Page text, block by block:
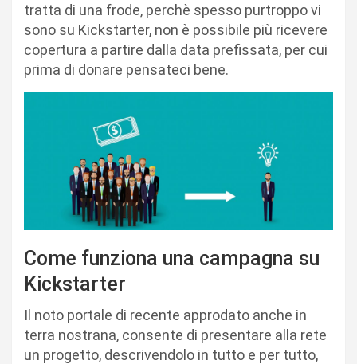
tratta di una frode, perchè spesso purtroppo vi
sono su Kickstarter, non è possibile più ricevere
copertura a partire dalla data prefissata, per cui
prima di donare pensateci bene.
Come funziona una campagna su
Kickstarter
Il noto portale di recente approdato anche in
terra nostrana, consente di presentare alla rete
un progetto, descrivendolo in tutto e per tutto,